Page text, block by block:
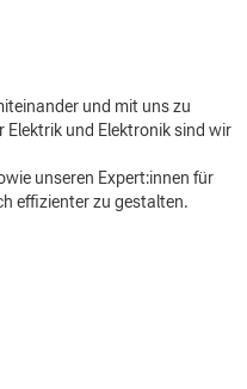
und mit uns zu
Elektrik und Elektronik sind wir
unseren Expert:innen für
effizienter zu gestalten.